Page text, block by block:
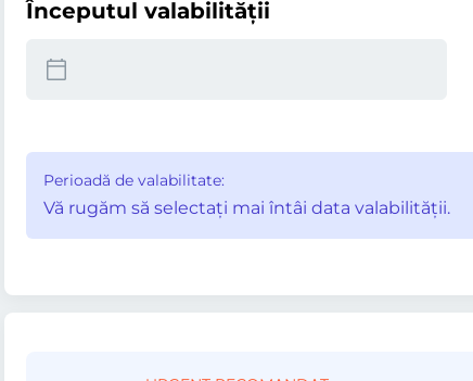
Începutul valabilităţii
Perioadă de valabilitate:
Vă rugăm să selectaţi mai întâi data valabilităţii.